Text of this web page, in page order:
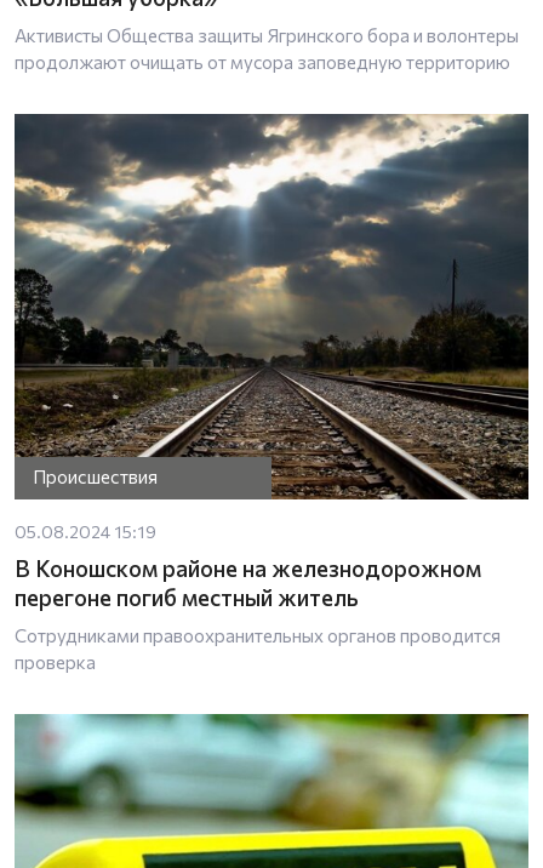
Активисты Общества защиты Ягринского бора и волонтеры
продолжают очищать от мусора заповедную территорию
Происшествия
05.08.2024 15:19
В Коношском районе на железнодорожном
перегоне погиб местный житель
Сотрудниками правоохранительных органов проводится
проверка